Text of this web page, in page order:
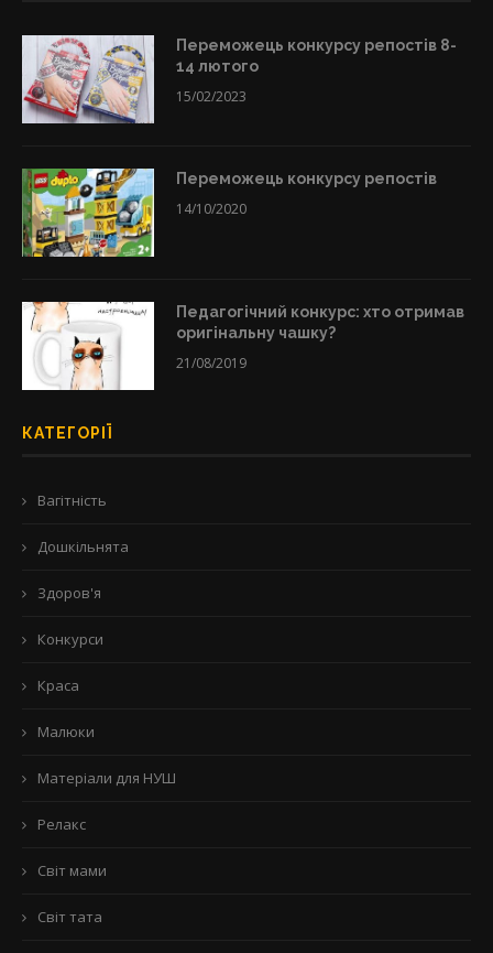
Переможець конкурсу репостів 8-
14 лютого
15/02/2023
Переможець конкурсу репостів
14/10/2020
Педагогічний конкурс: хто отримав
оригінальну чашку?
21/08/2019
КАТЕГОРІЇ
Вагітність
Дошкільнята
Здоров'я
Конкурси
Краса
Малюки
Матеріали для НУШ
Релакс
Світ мами
Світ тата